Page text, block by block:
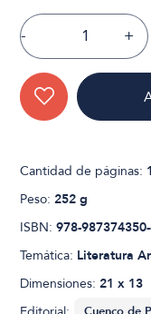
- +
Cantidad de páginas:
Peso:252 g
ISBN:978-
Temática: Literatura
Dimensiones:21 x 13